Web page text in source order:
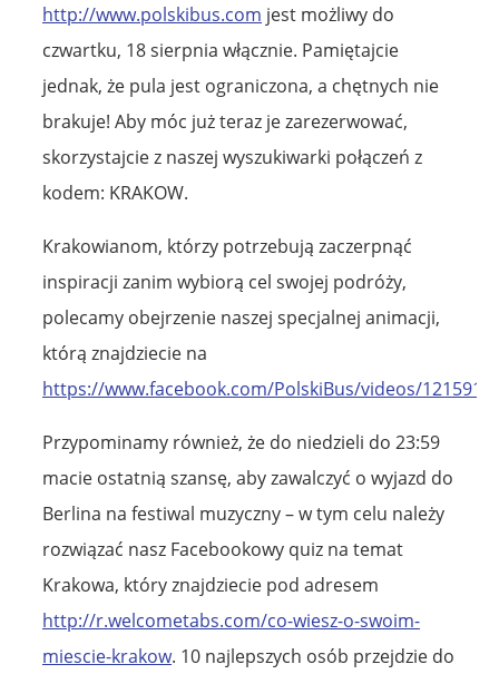
http://www.polskibus.com jest możliwy do
czwartku, 18 sierpnia włącznie. Pamiętajcie
jednak, że pula jest ograniczona, a chętnych nie
brakuje! Aby móc już teraz je zarezerwować,
skorzystajcie z naszej wyszukiwarki połączeń z
kodem: KRAKOW.
Krakowianom, którzy potrzebują zaczerpnąć
inspiracji zanim wybiorą cel swojej podróży,
polecamy obejrzenie naszej specjalnej animacji,
którą znajdziecie na
https://www.facebook.com/PolskiBus/videos/
Przypominamy również, że do niedzieli do 23:59
macie ostatnią szansę, aby zawalczyć o wyjazd do
Berlina na festiwal muzyczny – w tym celu należy
rozwiązać nasz Facebookowy quiz na temat
Krakowa, który znajdziecie pod adresem
http://r.welcometabs.com/co-wiesz-o-swoim-
miescie-krakow. 10 najlepszych osób przejdzie do